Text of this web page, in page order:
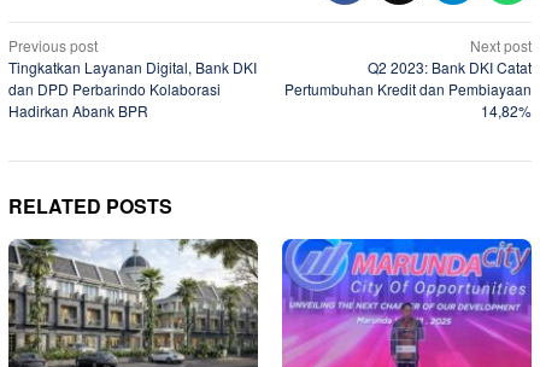
Post
navigation
Previous post
Tingkatkan Layanan Digital, Bank DKI
dan DPD Perbarindo Kolaborasi
Hadirkan Abank BPR
Next post
Q2 2023: Bank DKI Catat
Pertumbuhan Kredit dan Pembiayaan
14,82%
RELATED POSTS